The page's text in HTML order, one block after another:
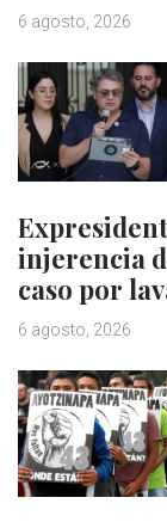
6 agosto, 2026
injerencia
caso por
6 agosto, 2026